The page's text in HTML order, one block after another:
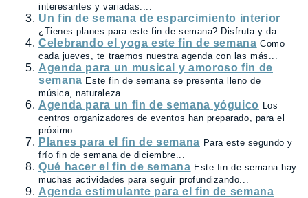
interesantes y variadas....
Un fin de semana de esparcimiento interior
¿Tienes planes para este fin de semana? Disfruta y da...
Celebrando el yoga este fin de semana Como
cada jueves, te traemos nuestra agenda con las más...
Agenda para un musical y amoroso fin de
semana Este fin de semana se presenta lleno de
música, naturaleza...
Agenda para un fin de semana yóguico
Los
centros organizadores de eventos han preparado, para el
próximo...
Planes para el fin de semana Para este segundo y
frío fin de semana de diciembre...
Qué hacer el fin de semana Este fin de semana hay
muchas actividades para seguir profundizando...
Agenda estimulante para el fin de semana